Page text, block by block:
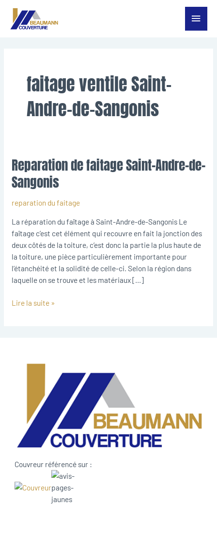
Aller
Menu
faitage ventile Saint-
Andre-de-Sangonis
Reparation de faitage Saint-Andre-de-
Sangonis
reparation du faitage
La réparation du faîtage à Saint-Andre-de-Sangonis Le
faîtage c’est cet élément qui recouvre en fait la jonction des
deux côtés de la toiture, c’est donc la partie la plus haute de
la toiture, une pièce particulièrement importante pour
l’étanchéité et la solidité de celle-ci. Selon la région dans
laquelle on se trouve et les matériaux […]
Reparation
de
faitage
Andre-
de-
Sangonis
Lire la suite »
Couvreur référencé sur :